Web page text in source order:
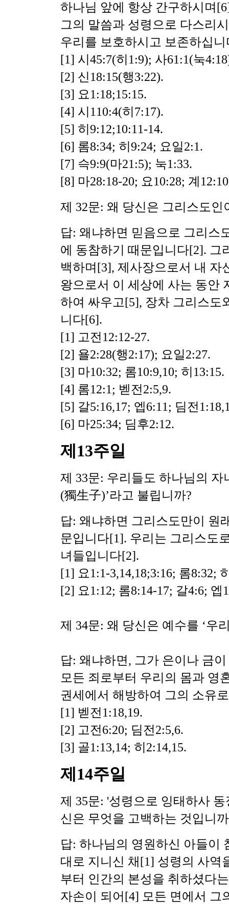
하나님 앞에 항상 간구하시며
그의 말씀과 성령으로 다스리
우리를 보호하시고 보존하십
[1] 시45:7(히1:9); 사61:1(눅
[2] 신18:15(행3:22).
[3] 요1:18;15:15.
[4] 시110:4(히7:17).
[5] 히9:12;10:11-14.
[6] 롬8:34; 히9:24; 요일2:1.
[7] 슥9:9(마21:5); 눅1:33.
[8] 마28:18-20; 요10:28; 계
제 32문: 왜 당신은 그리스도인
답: 왜냐하면 믿음으로 그리스
에 동참하기 때문입니다[2]. 그
백하며[3], 제사장으로서 내 자
왕으로서 이 세상에 사는 동안
하여 싸우고[5], 장차 그리스도
니다[6].
[1] 고전12:12-27.
[2] 욜2:28(행2:17); 요일2:27.
[3] 마10:32; 롬10:9,10; 히13:15.
[4] 롬12:1; 벧전2:5,9.
[5] 갈5:16,17; 엡6:11; 딤전
[6] 마25:34; 딤후2:12.
제13주일
제 33문: 우리들도 하나님의
(獨生子)’라고 불립니까?
답: 왜냐하면 그리스도만이 원
문입니다[1]. 우리는 그리스도
녀들입니다[2].
[1] 요1:1-3,14,18;3:16; 롬8:32;
[2] 요1:12; 롬8:14-17; 갈4:6; 엡
제 34문: 왜 당신은 예수를 ‘우
답: 왜냐하면, 그가 은이나 금
모든 죄로부터 우리의 몸과 영
권세에서 해방하여 그의 소유
[1] 벧전1:18,19.
[2] 고전6:20; 딤전2:5,6.
[3] 골1:13,14; 히2:14,15.
제14주일
제 35문: '성령으로 잉태하사
신은 무엇을 고백하는 것입니
답: 하나님의 영원하신 아들이
대로 지니신 채 [1] 성령의 사역
부터 인간의 본성을 취하셨다
자손이 되어[4] 모든 면에서 그